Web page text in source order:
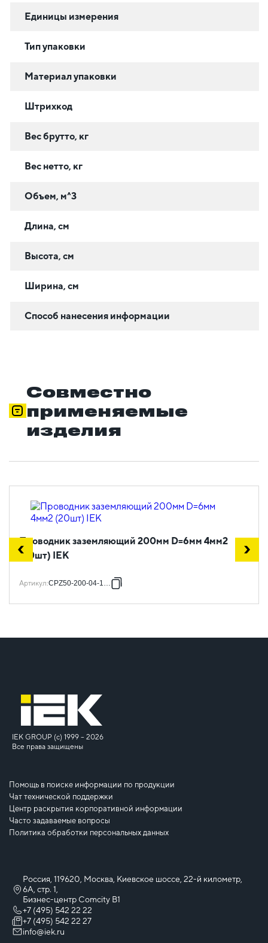
Единицы измерения
Тип упаковки
Материал упаковки
Штрихкод
Вес брутто, кг
Вес нетто, кг
Объем, м^3
Длина, см
Высота, см
Ширина, см
Способ нанесения информации
Совместно
применяемые
изделия
Проводник заземляющий 200мм D=6мм 4мм2
(20шт) IEK
Артикул:CPZ50-200-04-1-06
IEK GROUP (c) 1999 – 2026
Все права защищены
Помощь в поиске информации по продукции
Чат технической поддержки
Центр раскрытия корпоративной информации
Часто задаваемые вопросы
Политика обработки персональных данных
Россия, 119620, Москва, Киевское шоссе, 22-й километр,
6А, стр. 1,
Бизнес-центр Comcity B1
+7 (495) 542 22 22
+7 (495) 542 22 27
info@iek.ru